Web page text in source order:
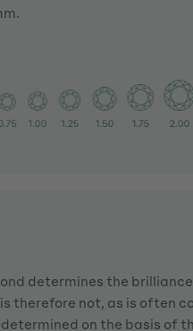
determines the
therefore not, as is often
on the basis of